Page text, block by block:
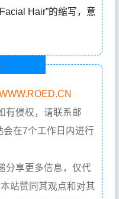
Hair”的缩写，意
有侵权，请联系邮
会在7个工作日内进行
分享更多信息，仅代
站赞同其观点和对其